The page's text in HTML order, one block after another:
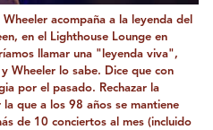
acompaña a la leyenda del
en el Lighthouse Lounge en
llamar una "leyenda viva",
Wheeler lo sabe. Dice que con
por el pasado. Rechazar la
que a los 98 años se mantiene
de 10 conciertos al mes (incluido